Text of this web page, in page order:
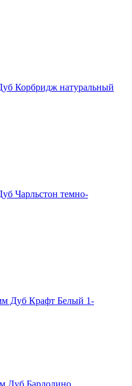
Корбридж натуральный
Чарльстон темно-
Дуб Крафт Белый 1-